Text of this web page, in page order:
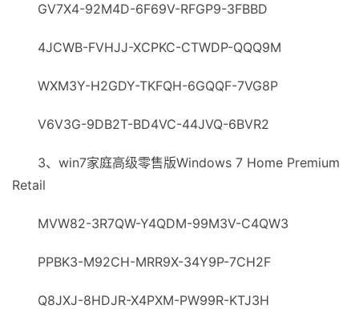
GV7X4-92M4D-6F69V-RFGP9-3FBBD
4JCWB-FVHJJ-XCPKC-CТWDP-QQQ9M
WXM3Y-H2GDY-TKFQH-6GQQF-7VG8P
V6V3G-9DB2T-BD4VC-44JVQ-6BVR2
3、win7家庭高级零售版Windows 7 Home Premium
Retail
MVW82-3R7QW-Y4QDM-99M3V-C4QW3
PPBK3-M92CH-MRR9X-34Y9P-7CH2F
Q8JXJ-8HDJR-X4РXM-PW99R-KTJ3H